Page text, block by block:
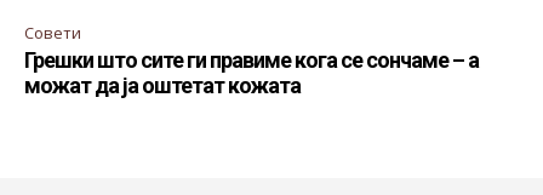
Совети
Грешки што сите ги правиме кога се сончаме – а
можат да ја оштетат кожата